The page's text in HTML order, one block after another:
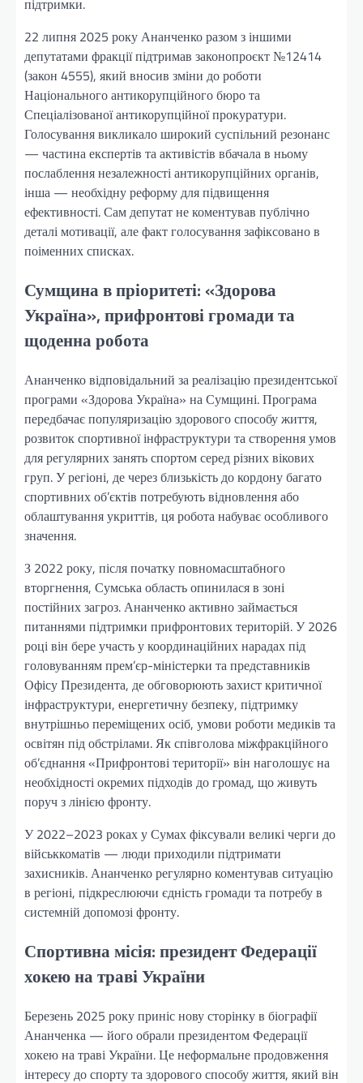
підтримки.
22 липня 2025 року Ананченко разом з іншими
депутатами фракції підтримав законопроєкт №12414
(закон 4555), який вносив зміни до роботи
Національного антикорупційного бюро та
Спеціалізованої антикорупційної прокуратури.
Голосування викликало широкий суспільний резонанс
— частина експертів та активістів вбачала в ньому
послаблення незалежності антикорупційних органів,
інша — необхідну реформу для підвищення
ефективності. Сам депутат не коментував публічно
деталі мотивації, але факт голосування зафіксовано в
поіменних списках.
Сумщина в пріоритеті: «Здорова
Україна», прифронтові громади та
щоденна робота
Ананченко відповідальний за реалізацію президентської
програми «Здорова Україна» на Сумщині. Програма
передбачає популяризацію здорового способу життя,
розвиток спортивної інфраструктури та створення умов
для регулярних занять спортом серед різних вікових
груп. У регіоні, де через близькість до кордону багато
спортивних об’єктів потребують відновлення або
облаштування укриттів, ця робота набуває особливого
значення.
З 2022 року, після початку повномасштабного
вторгнення, Сумська область опинилася в зоні
постійних загроз. Ананченко активно займається
питаннями підтримки прифронтових територій. У 2026
році він бере участь у координаційних нарадах під
головуванням прем’єр-міністерки та представників
Офісу Президента, де обговорюють захист критичної
інфраструктури, енергетичну безпеку, підтримку
внутрішньо переміщених осіб, умови роботи медиків та
освітян під обстрілами. Як співголова міжфракційного
об’єднання «Прифронтові території» він наголошує на
необхідності окремих підходів до громад, що живуть
поруч з лінією фронту.
У 2022–2023 роках у Сумах фіксували великі черги до
військкоматів — люди приходили підтримати
захисників. Ананченко регулярно коментував ситуацію
в регіоні, підкреслюючи єдність громади та потребу в
системній допомозі фронту.
Спортивна місія: президент Федерації
хокею на траві України
Березень 2025 року приніс нову сторінку в біографії
Ананченка — його обрали президентом Федерації
хокею на траві України. Це неформальне продовження
інтересу до спорту та здорового способу життя, який він